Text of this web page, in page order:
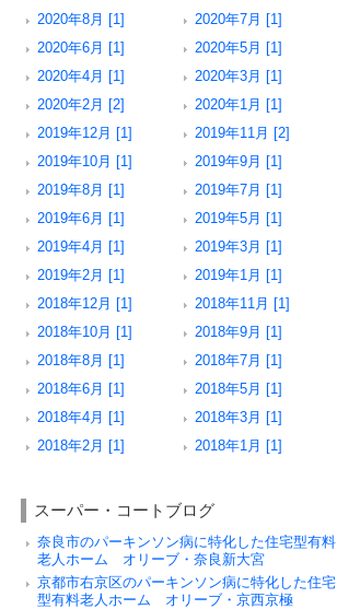
2020年8月 [1]
2020年7月 [1]
2020年6月 [1]
2020年5月 [1]
2020年4月 [1]
2020年3月 [1]
2020年2月 [2]
2020年1月 [1]
2019年12月 [1]
2019年11月 [2]
2019年10月 [1]
2019年9月 [1]
2019年8月 [1]
2019年7月 [1]
2019年6月 [1]
2019年5月 [1]
2019年4月 [1]
2019年3月 [1]
2019年2月 [1]
2019年1月 [1]
2018年12月 [1]
2018年11月 [1]
2018年10月 [1]
2018年9月 [1]
2018年8月 [1]
2018年7月 [1]
2018年6月 [1]
2018年5月 [1]
2018年4月 [1]
2018年3月 [1]
2018年2月 [1]
2018年1月 [1]
スーパー・コートブログ
奈良市のパーキンソン病に特化した住宅型有料
老人ホーム オリーブ・奈良新大宮
京都市右京区のパーキンソン病に特化した住宅
型有料老人ホーム オリーブ・京西京極